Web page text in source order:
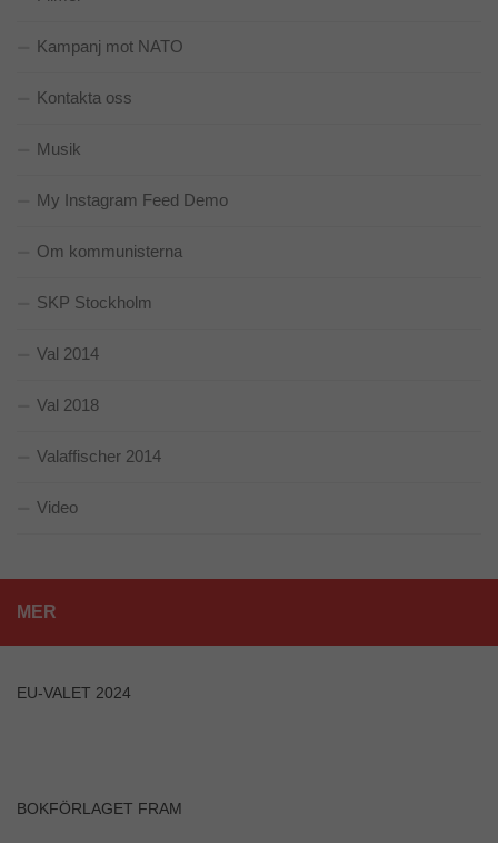
Kampanj mot NATO
Kontakta oss
Musik
My Instagram Feed Demo
Om kommunisterna
SKP Stockholm
Val 2014
Val 2018
Valaffischer 2014
Video
MER
EU-VALET 2024
BOKFÖRLAGET FRAM